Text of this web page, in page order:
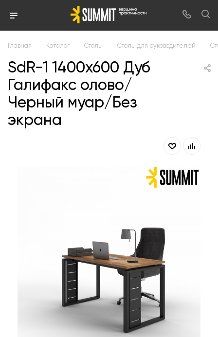
Главная — Каталог — Столы — Столы для руководителей —
SdR-1 1400х600 Дуб
Галифакс олово/
Черный муар/Без
экрана